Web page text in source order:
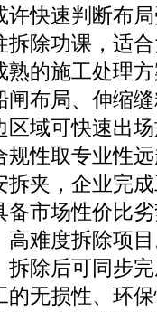
快速判断布
拆除功课，适
的施工处理
布局、伸缩
域可快速出
性取专业性
夹，企业完
市场性价比
难度拆除项
拆除后可同步
无损性、环